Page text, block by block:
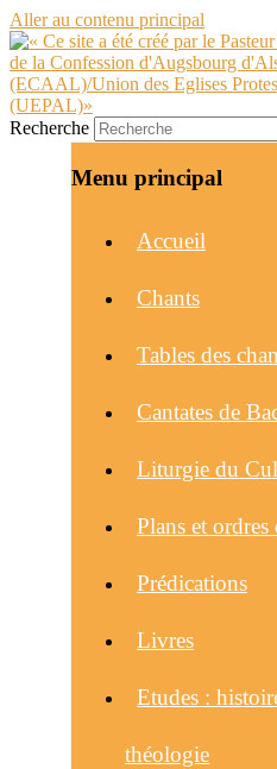
Aller au contenu principal
Recherche
Menu principal
Accueil
Chants
Tables des
Cantates de
Liturgie du
Plans et
Prédications
Livres
Etudes :
théologie